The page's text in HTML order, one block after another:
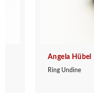
Angela Hübel
Ring Undine